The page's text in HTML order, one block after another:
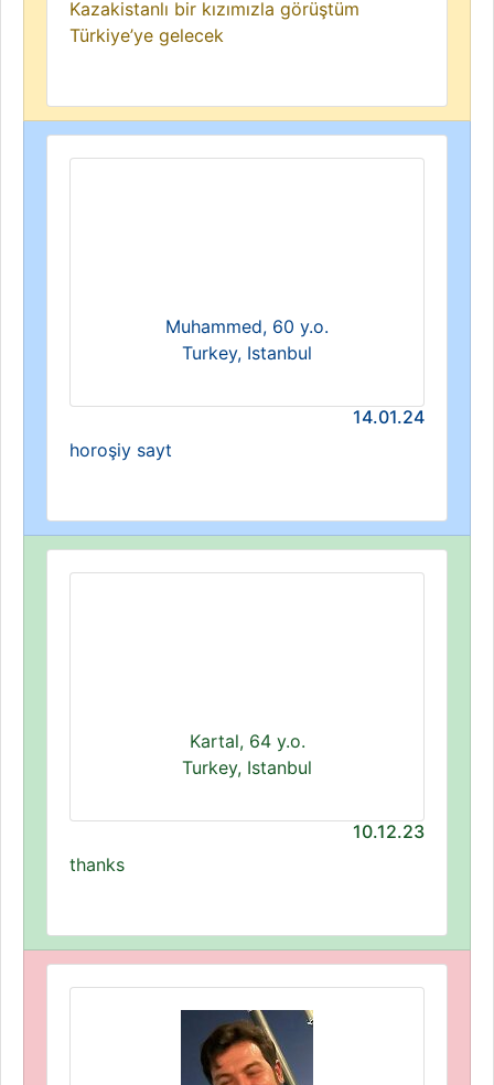
Kazakistanlı bir kızımızla görüştüm
Türkiye’ye gelecek
Muhammed, 60 y.o.
Turkey, Istanbul
14.01.24
horoşiy sayt
Kartal, 64 y.o.
Turkey, Istanbul
10.12.23
thanks